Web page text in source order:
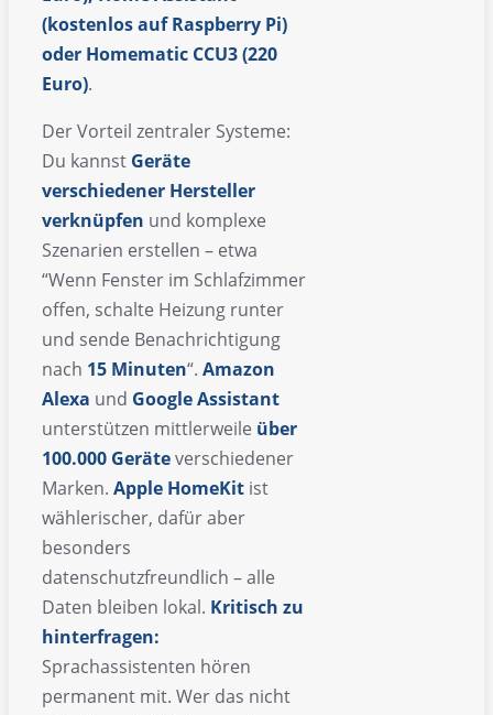
(kostenlos auf Raspberry Pi)
oder Homematic CCU3 (220
Euro).
Der Vorteil zentraler Systeme:
Du kannst Geräte
verschiedener Hersteller
verknüpfen und komplexe
Szenarien erstellen – etwa
“Wenn Fenster im Schlafzimmer
offen, schalte Heizung runter
und sende Benachrichtigung
nach 15 Minuten“. Amazon
Alexa und Google Assistant
unterstützen mittlerweile über
100.000 Geräteverschiedener
Marken. Apple HomeKit ist
wählerischer, dafür aber
besonders
datenschutzfreundlich – alle
Daten bleiben lokal. Kritisch zu
hinterfragen:
Sprachassistenten hören
permanent mit. Wer das nicht